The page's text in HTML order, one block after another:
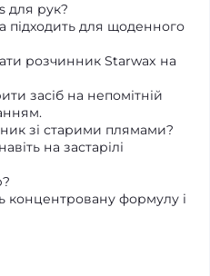
для рук?
підходить для щоденного
розчинник Starwax на
засіб на непомітній
зі старими плямами?
на застарілі
концентровану формулу і